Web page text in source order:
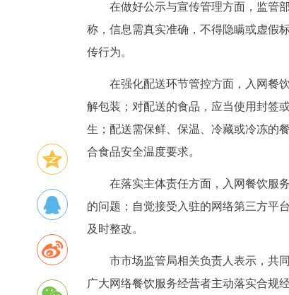
在做好公示与宣传管理方面，监管
称，信息需真实准确，不得隐瞒或虚假
传行为。
在强化配送环节管控方面，入网餐
解包装；对配送的食品，应当使用封签
生；配送需保鲜、保温、冷藏或冷冻的
合食品安全温度要求。
在落实主体责任方面，入网餐饮服
的问题；自觉接受入驻的网络第三方平
及时整改。
市市场监管局相关负责人表示，共
广大网络餐饮服务经营者主动落实合规